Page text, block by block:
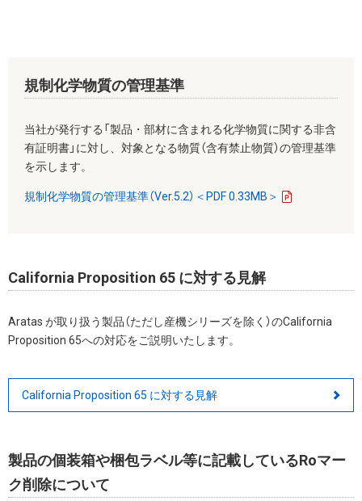
規制化学物質の管理基準
当社が発行する「製品・部材に含まれる化学物質に関する非含
有証明書」に対し、対象となる物質（含有禁止物質）の管理基準
を示します。
規制化学物質の管理基準（Ver.5.2）＜PDF 0.33MB＞
California Proposition 65 に対する見解
Aratas が取り扱う製品（ただし産機シリーズを除く）のCalifornia
Proposition 65への対応をご説明いたします。
California Proposition 65 に対する見解
製品の個装箱や梱包ラベル等に記載しているRoマー
ク削除について